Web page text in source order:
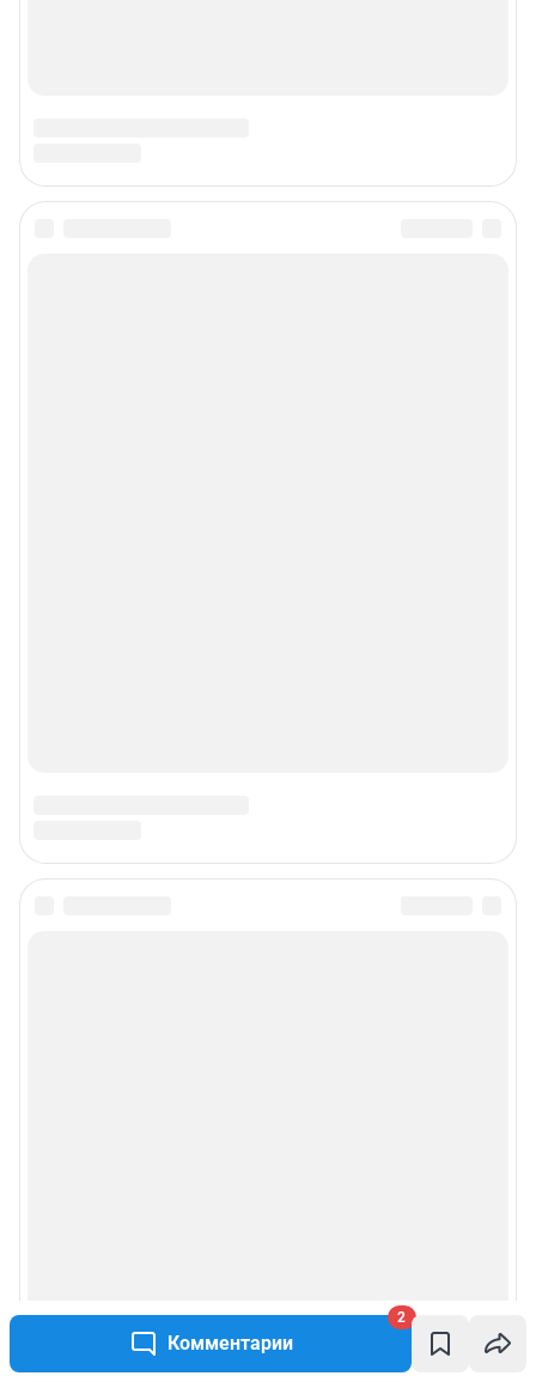
Комментарии
2